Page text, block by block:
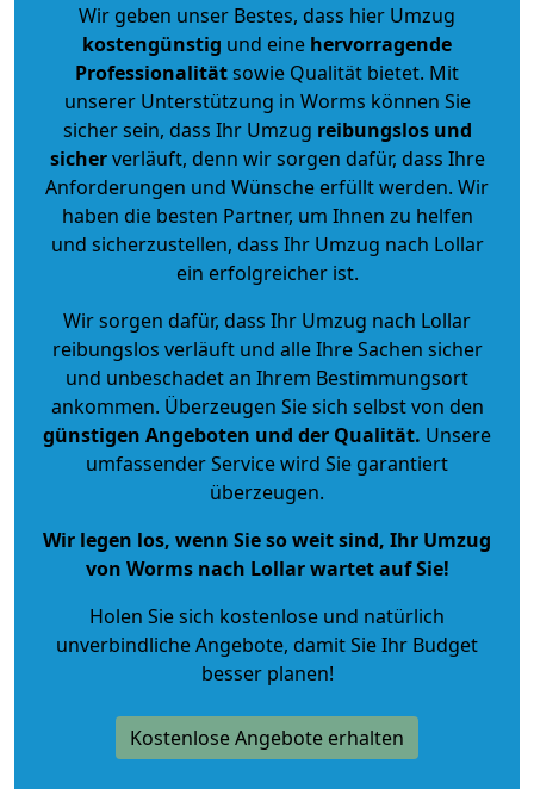
Wir geben unser Bestes, dass hier Umzug
kostengünstig und eine hervorragende
Professionalitätsowie Qualität bietet. Mit
unserer Unterstützung in Worms können Sie
sicher sein, dass Ihr Umzug reibungslos und
sicherverläuft, denn wir sorgen dafür, dass Ihre
Anforderungen und Wünsche erfüllt werden. Wir
haben die besten Partner, um Ihnen zu helfen
und sicherzustellen, dass Ihr Umzug nach Lollar
ein erfolgreicher ist.
Wir sorgen dafür, dass Ihr Umzug nach Lollar
reibungslos verläuft und alle Ihre Sachen sicher
und unbeschadet an Ihrem Bestimmungsort
ankommen. Überzeugen Sie sich selbst von den
günstigen Angeboten und der Qualität. Unsere
umfassender Service wird Sie garantiert
überzeugen.
Wir legen los, wenn Sie so weit sind, Ihr Umzug
von Worms nach Lollar wartet auf Sie!
Holen Sie sich kostenlose und natürlich
unverbindliche Angebote, damit Sie Ihr Budget
besser planen!
Kostenlose Angebote erhalten